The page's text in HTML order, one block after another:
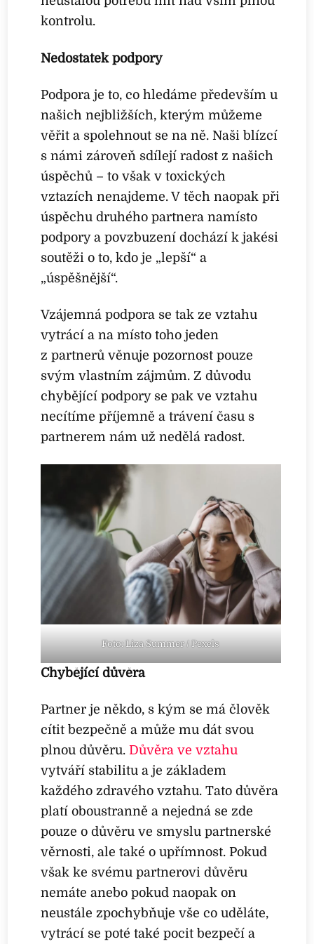
kontrolu.
Nedostatek podpory
Podpora je to, co hledáme především u
našich nejbližších, kterým můžeme
věřit a spolehnout se na ně. Naši blízcí
s námi zároveň sdílejí radost z našich
úspěchů – to však v toxických
vztazích nenajdeme. V těch naopak při
úspěchu druhého partnera namísto
podpory a povzbuzení dochází k jakési
soutěži o to, kdo je „lepší“ a
„úspěšnější“.
Vzájemná podpora se tak ze vztahu
vytrácí a na místo toho jeden
z partnerů věnuje pozornost pouze
svým vlastním zájmům. Z důvodu
chybějící podpory se pak ve vztahu
necítíme příjemně a trávení času s
partnerem nám už nedělá radost.
Foto: Liza Summer / Pexels
Chybějící důvěra
Partner je někdo, s kým se má člověk
cítit bezpečně a může mu dát svou
plnou důvěru.Důvěra ve vztahu
vytváří stabilitu a je základem
každého zdravého vztahu. Tato důvěra
platí oboustranně a nejedná se zde
pouze o důvěru ve smyslu partnerské
věrnosti, ale také o upřímnost. Pokud
však ke svému partnerovi důvěru
nemáte anebo pokud naopak on
neustále zpochybňuje vše co uděláte,
vytrácí se poté také pocit bezpečí a